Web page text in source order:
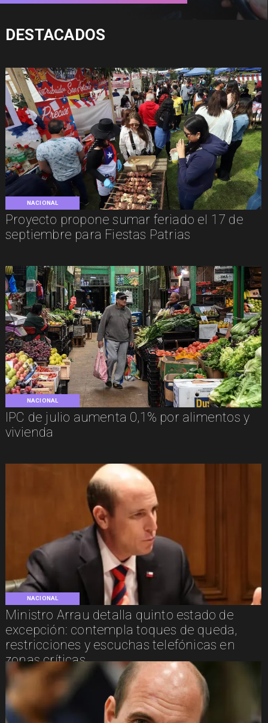
NACIONAL
Proyecto propone sumar feriado el 17 de
septiembre para Fiestas Patrias
NACIONAL
IPC de julio aumenta 0,1% por alimentos y
vivienda
NACIONAL
Ministro Arrau detalla quinto estado de
excepción: contempla toques de queda,
restricciones y escuchas telefónicas en
zonas críticas
DESTACADOS